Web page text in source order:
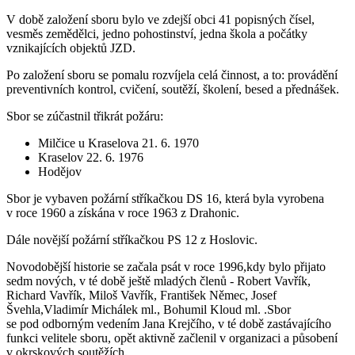
V době založení sboru bylo ve zdejší obci 41 popisných čísel,
vesměs zemědělci, jedno pohostinství, jedna škola a počátky
vznikajících objektů JZD.
Po založení sboru se pomalu rozvíjela celá činnost, a to: provádění
preventivních kontrol, cvičení, soutěží, školení, besed a přednášek.
Sbor se zúčastnil třikrát požáru:
Milčice u Kraselova 21. 6. 1970
Kraselov 22. 6. 1976
Hodějov
Sbor je vybaven požární stříkačkou DS 16, která byla vyrobena
v roce 1960 a získána v roce 1963 z Drahonic.
Dále novější požární stříkačkou PS 12 z Hoslovic.
Novodobější historie se začala psát v roce 1996,kdy bylo přijato
sedm nových, v té době ještě mladých členů - Robert Vavřík,
Richard Vavřík, Miloš Vavřík, František Němec, Josef
Švehla,Vladimír Michálek ml., Bohumil Kloud ml. .Sbor
se pod odborným vedením Jana Krejčího, v té době zastávajícího
funkci velitele sboru, opět aktivně začlenil v organizaci a působení
v okrskových soutěžích.